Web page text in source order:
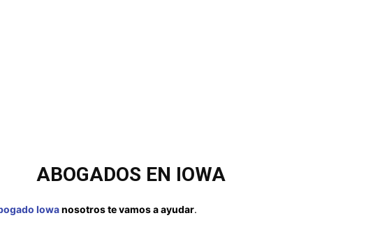
ABOGADOS EN IOWA
Iowanosotros te vamos a ayudar.